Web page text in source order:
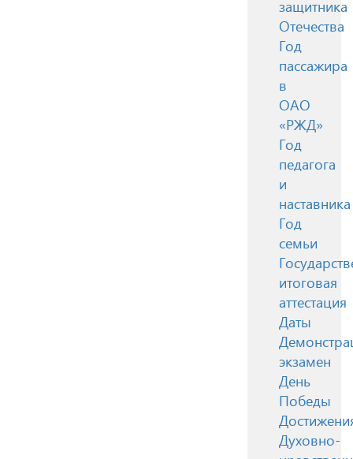
защитника
Отечества
Год
пассажира
в
ОАО
«РЖД»
Год
педагога
и
наставника
Год
семьи
итоговая
аттестация
Даты
экзамен
День
Победы
Духовно-